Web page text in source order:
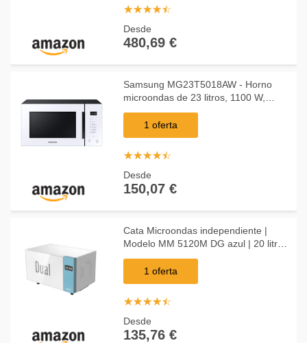
☆☆☆☆☆
★★★★★
Desde
480,69 €
Samsung MG23T5018AW - Horno
microondas de 23 litros, 1100 W,
cocción automática y Home Dessert,
Glass Design, blanco
1 oferta
☆☆☆☆☆
★★★★★
Desde
150,07 €
Cata Microondas independiente |
Modelo MM 5120M DG azul | 20 litros
de capacidad | 5 niveles de potencia |
Superficie de cristal blanco | 45 cm de
anc
1 oferta
☆☆☆☆☆
★★★★★
Desde
135,76 €